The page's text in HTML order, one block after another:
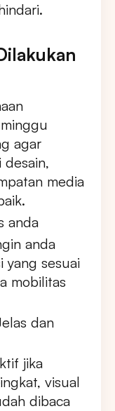
agar
media
anda
anda
yang sesuai
mobilitas
dan
jika
visual
dibaca